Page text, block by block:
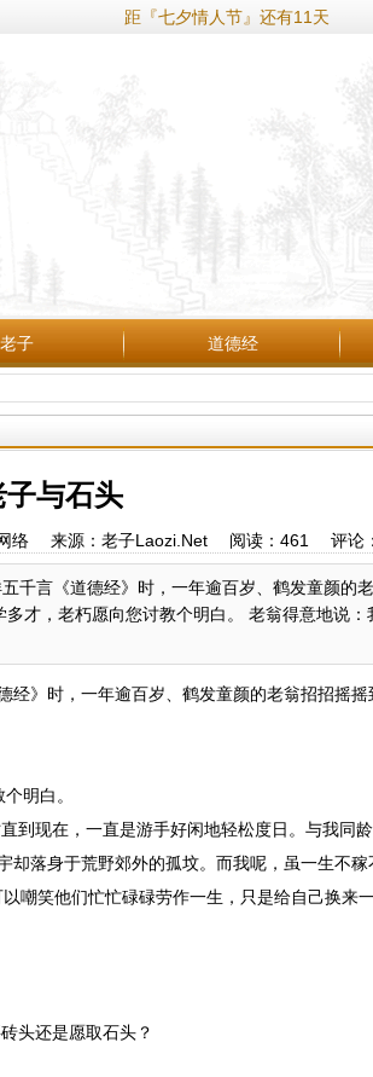
距『七夕情人节』还有11天
老子 道德经
子与石头
络 来源：老子Laozi.Net 阅读： 461 评论：
千言《道德经》时，一年逾百岁、鹤发童颜的
才，老朽愿向您讨教个明白。 老翁得意地说
》时，一年逾百岁、鹤发童颜的老翁招招摇
明白。
现在，一直是游手好闲地轻松度日。与我同
落身于荒野郊外的孤坟。而我呢，虽一生不
嘲笑他们忙忙碌碌劳作一生，只是给自己换来
头还是愿取石头？